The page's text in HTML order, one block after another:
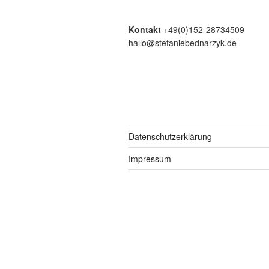
Kontakt +49(0)152-28734509
hallo@stefaniebednarzyk.de
Datenschutzerklärung
Impressum